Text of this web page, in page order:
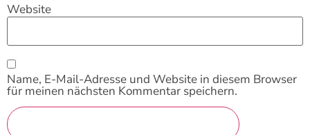
Website
Name, E-Mail-Adresse und Website in diesem Browser
für meinen nächsten Kommentar speichern.